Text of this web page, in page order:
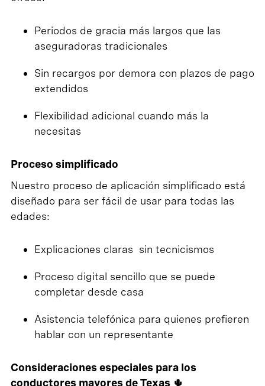
Periodos de gracia más largos que las
aseguradoras tradicionales
Sin recargos por demora con plazos de pago
extendidos
Flexibilidad adicional cuando más la
necesitas
Proceso simplificado
Nuestro proceso de aplicación simplificado está
diseñado para ser fácil de usar para todas las
edades:
Explicaciones claras sin tecnicismos
Proceso digital sencillo que se puede
completar desde casa
Asistencia telefónica para quienes prefieren
hablar con un representante
Consideraciones especiales para los
conductores mayores de Texas 🌵